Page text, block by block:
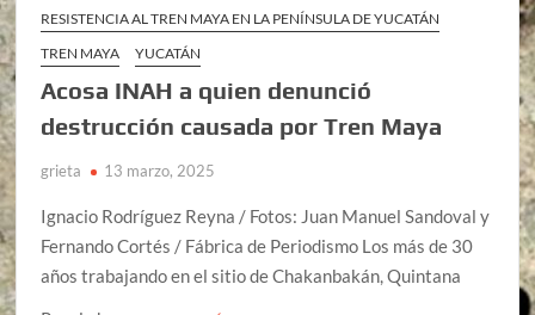
RESISTENCIA AL TREN MAYA EN LA PENÍNSULA DE YUCATÁN
TREN MAYA
YUCATÁN
Acosa INAH a quien denunció
destrucción causada por Tren Maya
grieta 13 marzo, 2025
Ignacio Rodríguez Reyna / Fotos: Juan Manuel Sandoval y
Fernando Cortés / Fábrica de Periodismo Los más de 30
años trabajando en el sitio de Chakanbakán, Quintana